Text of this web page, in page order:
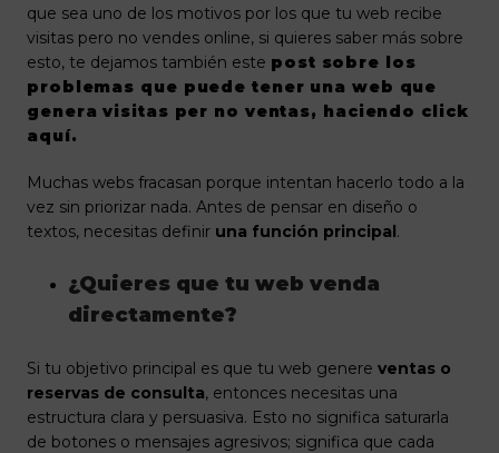
que sea uno de los motivos por los que tu web recibe
visitas pero no vendes online, si quieres saber más sobre
esto, te dejamos también este post sobre los
problemas que puede tener una web que
genera visitas per no ventas, haciendo click
aquí.
Muchas webs fracasan porque intentan hacerlo todo a la
vez sin priorizar nada. Antes de pensar en diseño o
textos, necesitas definir una función principal.
¿Quieres que tu web venda
directamente?
Si tu objetivo principal es que tu web genere ventas o
reservas de consulta, entonces necesitas una
estructura clara y persuasiva. Esto no significa saturarla
de botones o mensajes agresivos; significa que cada